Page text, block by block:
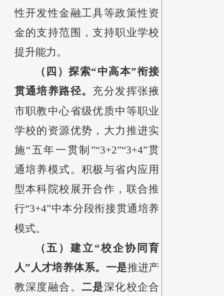
性开发性金融工具等政策性资
金的支持范围，支持职业学校
提升能力。
（四）探索“中高本”衔接
贯通培养路径。 充分发挥张掖
市职教中心省级优质中等职业
学校的资源优势，大力推进实
施“五年一贯制”“3+2”“3+4”贯
通培养模式。积极与省内应用
型本科院校展开合作，联合推
行“3+4”中本分段衔接贯通培养
模式。
（五）建立“校企协同育
人”人才培养体系。 一是推进产
教深度融合。二是深化校企合